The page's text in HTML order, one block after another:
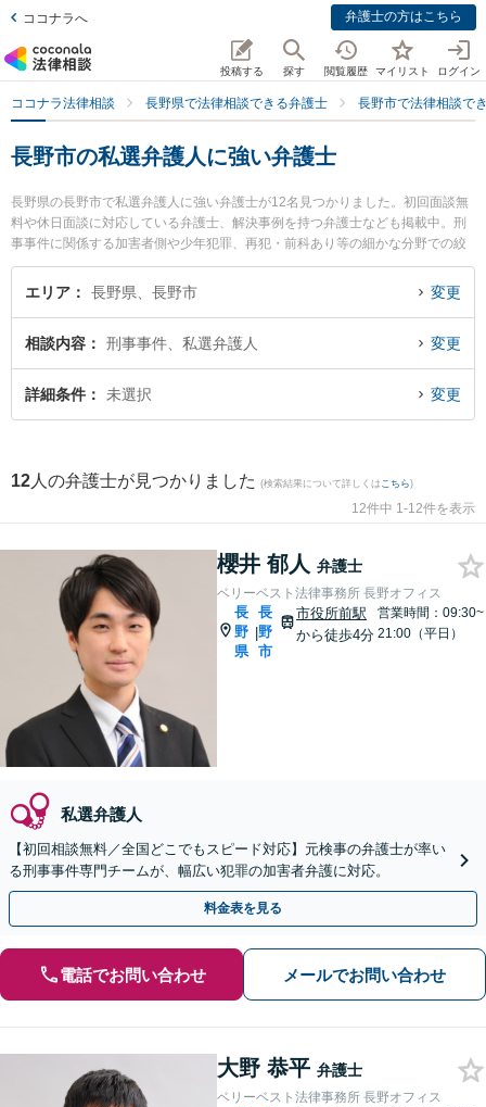
ココナラへ 弁護士の方はこちら
投稿する 探す 閲覧履歴 マイリスト ログイン
ココナラ法律相談 長野県で法律相談できる弁護士 長野市で法律相談で
長野市の私選弁護人に強い弁護士
長野県の長野市で私選弁護人に強い弁護士が12名見つかりました。初回面談無
料や休日面談に対応している弁護士、解決事例を持つ弁護士なども掲載中。刑
事事件に関係する加害者側や少年犯罪、再犯・前科あり等の細かな分野での絞
り込み検索もでき便利です。特にベリーベスト法律事務所 長野オフィスの櫻井
郁人弁護士やベリーベスト法律事務所 長野オフィスの大野 恭平弁護士、弁護士
選弁護人のトラブルを今すぐに弁護士に相談したい』『私選弁護人のトラブル
解決の実績豊富な近くの弁護士を検索したい』『初回相談無料で私選弁護人を
法律相談できる長野市内の弁護士に相談予約したい』などでお困りの相談者さ
エリア 長野県、長野市 変更
相談内容 刑事事件、私選弁護人 変更
詳細条件 未選択 変更
12 人の弁護士が見つかりました (検索結果について詳しくは こちら)
12件中 1-12件を表示
櫻井 郁人 弁護士
ベリーベスト法律事務所 長野オフィス
長
野
県
|
長
野
市
市役所前駅
から徒歩4分
営業時間：09:30~
21:00（平日）
私選弁護人
【初回相談無料／全国どこでもスピード対応】元検事の弁護士が率い
る刑事事件専門チームが、幅広い犯罪の加害者弁護に対応。
料金表を見る
電話でお問い合わせ メールでお問い合わせ
大野 恭平 弁護士
ベリーベスト法律事務所 長野オフィス